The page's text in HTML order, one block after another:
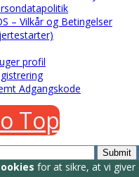
– Vilkår og Betingelser
profil
Adgangskode
Top
Submit
for at sikre, at vi